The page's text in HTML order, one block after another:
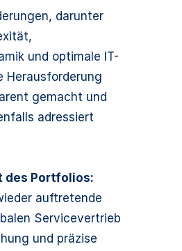
darunter
und optimale IT-
Herausforderung
gemacht und
adressiert
des Portfolios:
auftretende
Servicevertrieb
und präzise